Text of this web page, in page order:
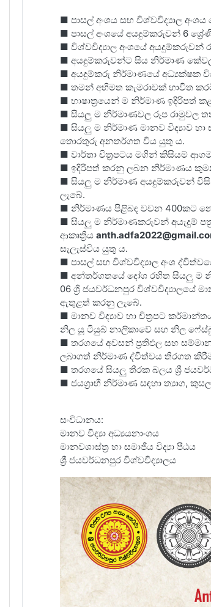
■ පාසල් අංශය සහ විශ්වවිද්‍යාල
■ පාසල් අංශයේ අයදුම්කරුවන් 6
■ විශ්වවිද්‍යාල අංශයේ අයදුම්කරුවන්
■ අයදුම්කරුවන්ට සිය නිර්මාණ
■ අයදුම්කරු නිර්මාණයේ අධ්‍යක්ෂක
■ තමන් අභිමත කැමරාවක් භාවිත
■ භාෂාත්‍රයෙන් ම නිර්මාණ ඉදිරිපත්
■ සියලු ම නිර්මාණවල රූප රාමුවල
■ සියලු ම නිර්මාණ මානව විද්‍යාව
තොරතුරු අනතර්ගත විය යුතු ය.
■ වාර්තා චිත්‍රපටය මගින් කිසියම්
■ ඉදිරිපත් කරනු ලබන නිර්මාණය
■ සියලු ම නිර්මාණ අයදුම්කරුවන්
ලැබේ.
■ නිර්මාණය පිළිබඳ වචන 400කට නො
■ සියලු ම නිර්මාණකරුවන් අයැදුම්
ආකෘත්‍රිය
සැලැස්විය යුතු ය.
■ පාසල් සහ විශ්වවිද්‍යාල අංශ
■ අන්තර්ගතයේ දෝශ රහිත සියලු ම
06 ශ්‍රී ජයවර්ධනපුර විශ්වවිද්‍යාලයේ
ඇතුළත් කරනු ලැබේ.
■ මානව විද්‍යාව හා චිත්‍රපට
නිල යූ ටියුබ් නාලිකාවේ සහ නිල
■ තරගයේ අවසන් ප්‍රතිඵල සහ
ලබාගත් නිර්මාණ ද්විත්වය තිරගත
■ තරගයේ සියලු තීරක බලය ශ්‍රී
■ ජයග්‍රාහී නිර්මාණ සඳහා ත්‍යාග,
සංවිධානය:
මානව විද්‍යා අධ්‍යයනාංශය
මානවශාස්ත්‍ර හා සමාජීය විද්‍යා පීඨය
ශ්‍රී ජයවර්ධනපුර විශ්වවිද්‍යාලය